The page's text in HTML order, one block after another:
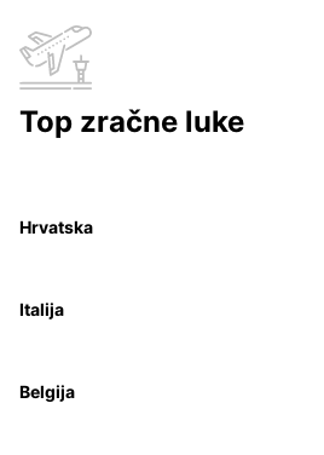
Top zračne luke
Hrvatska
Italija
Belgija